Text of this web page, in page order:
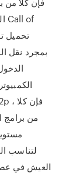
بمجرد نقل
من برامج
لتناسب
العيش في